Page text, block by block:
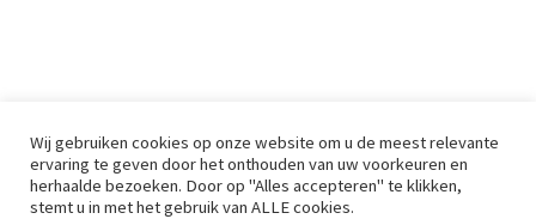
Wij gebruiken cookies op onze website om u de meest relevante
ervaring te geven door het onthouden van uw voorkeuren en
herhaalde bezoeken. Door op "Alles accepteren" te klikken,
stemt u in met het gebruik van ALLE cookies.